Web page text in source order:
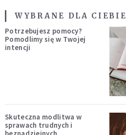
WYBRANE DLA CIEBIE
Potrzebujesz pomocy?
Pomodlimy się w Twojej
intencji
Skuteczna modlitwa w
sprawach trudnych i
beznadziejnych